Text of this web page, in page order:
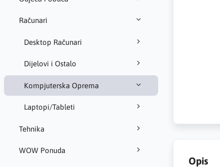
Računari
Desktop Računari
Dijelovi i Ostalo
Kompjuterska Oprema
Laptopi/Tableti
Tehnika
WOW Ponuda
Opis